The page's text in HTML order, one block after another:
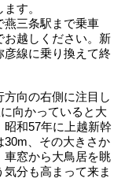
す。
燕三条駅まで乗車
お越しください。新
線に乗り換えて終
向の右側に注目し
向かっていると大
和57年に上越新幹
30m、その大きさか
車窓から大鳥居を眺
分も高まって来ま